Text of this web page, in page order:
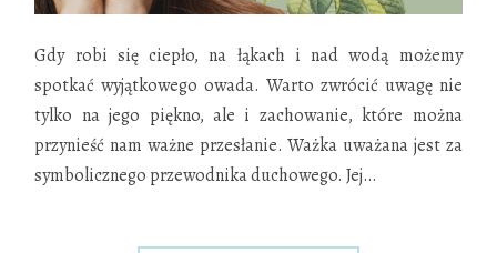
Gdy robi się ciepło, na łąkach i nad wodą możemy
spotkać wyjątkowego owada. Warto zwrócić uwagę nie
tylko na jego piękno, ale i zachowanie, które można
przynieść nam ważne przesłanie. Ważka uważana jest za
symbolicznego przewodnika duchowego. Jej…